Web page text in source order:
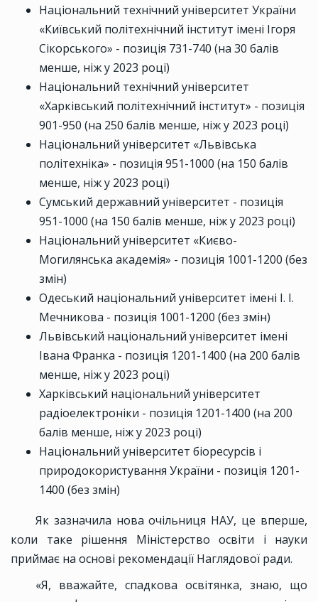
Національний технічний університет України
«Київський політехнічний інститут імені Ігоря
Сікорського» - позиція 731-740 (на 30 балів
менше, ніж у 2023 році)
Національний технічний університет
«Харківський політехнічний інститут» - позиція
901-950 (на 250 балів менше, ніж у 2023 році)
Національний університет «Львівська
політехніка» - позиція 951-1000 (на 150 балів
менше, ніж у 2023 році)
Сумський державний університет - позиція
951-1000 (на 150 балів менше, ніж у 2023 році)
Національний університет «Києво-
Могилянська академія» - позиція 1001-1200 (без
змін)
Одеський національний університет імені І. І.
Мечникова - позиція 1001-1200 (без змін)
Львівський національний університет імені
Івана Франка - позиція 1201-1400 (на 200 балів
менше, ніж у 2023 році)
Харківський національний університет
радіоелектроніки - позиція 1201-1400 (на 200
балів менше, ніж у 2023 році)
Національний університет біоресурсів і
природокористування України - позиція 1201-
1400 (без змін)
Як зазначила нова очільниця НАУ, це вперше,
коли таке рішення Міністерство освіти і науки
приймає на основі рекомендації Наглядової ради.
«Я, вважайте, спадкова освітянка, знаю, що